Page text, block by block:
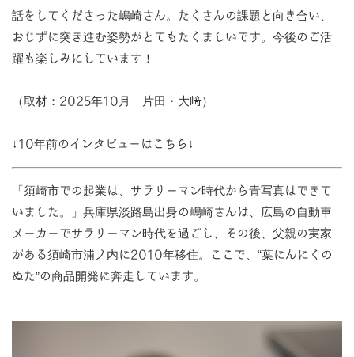
話をしてくださった嶋崎さん。たくさんの課題と向き合い、
おじずに突き進む姿勢がとてもたくましいです。今後のご活
躍も楽しみにしています！
（取材：2025年10月 片田・大﨑）
↓10年前のインタビューはこちら↓
「須崎市での起業は、サラリーマン時代から青写真はできて
いました。」兵庫県淡路島出身の嶋崎さんは、広島の自動車
メーカーでサラリーマン時代を過ごし、その後、父親の実家
がある須崎市浦ノ内に2010年移住。ここで、“葉にんにくの
ぬた”の商品開発に奔走しています。